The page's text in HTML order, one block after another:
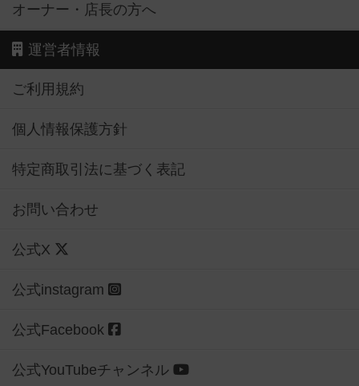
オーナー・店長の方へ
運営者情報
ご利用規約
個人情報保護方針
特定商取引法に基づく表記
お問い合わせ
公式X
公式instagram
公式Facebook
公式YouTubeチャンネル